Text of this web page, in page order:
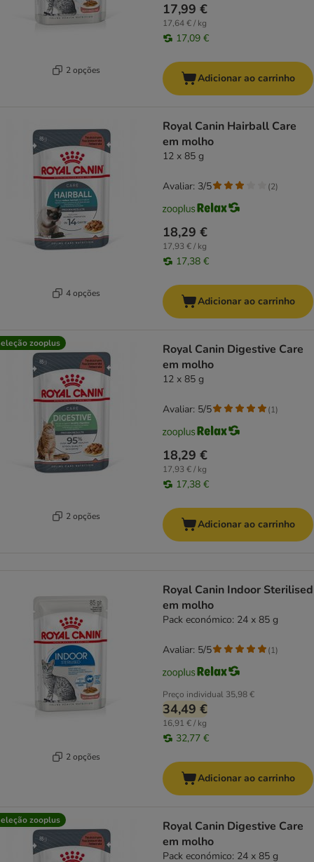
2 opções
17,99 €
17,64 € / kg
17,09 €
Adicionar ao carrinho
4 opções
Royal Canin Hairball Care
em molho
12 x 85 g
18,29 €
17,93 € / kg
17,38 €
Avaliar: 3/5 (2)
Adicionar ao carrinho
zooplus
2 opções
Royal Canin Digestive Care
em molho
12 x 85 g
18,29 €
17,93 € / kg
17,38 €
Avaliar: 5/5 (1)
Adicionar ao carrinho
2 opções
Royal Canin Indoor Sterilised
em molho
Pack económico: 24 x 85 g
Preço individual 35,98 €
34,49 €
16,91 € / kg
32,77 €
Avaliar: 5/5 (1)
Adicionar ao carrinho
zooplus
Royal Canin Digestive Care
em molho
Pack económico: 24 x 85 g